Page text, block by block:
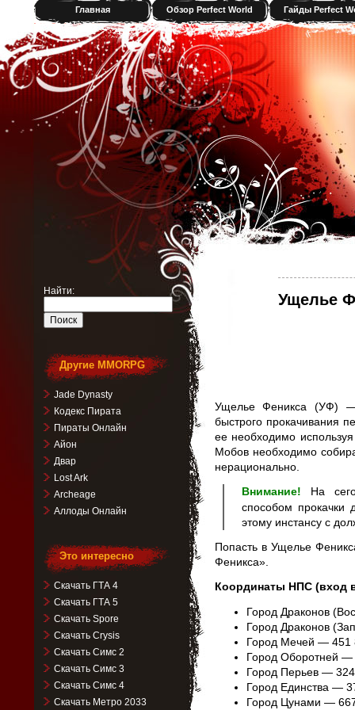
Главная Обзор Perfect World Гайды Perfect
Ущелье
Ущелье Феникса (УФ) —
быстрого прокачивания
ее необходимо
Мобов необходимо
нерационально.
Внимание! На
способом прокачки
этому инстансу с
Попасть в Ущелье
Феникса».
Координаты НПС (вход
Город Драконов
Город Драконов
Город Мечей — 451
Город Оборотней —
Город Перьев —
Город Единства —
Город Цунами —
Найти:
Другие MMORPG
Jade Dynasty
Кодекс Пирата
Пираты Онлайн
Айон
Двар
Lost Ark
Archeage
Аллоды Онлайн
Это интересно
Скачать ГТА 4
Скачать ГТА 5
Скачать Spore
Скачать Crysis
Скачать Симс 2
Скачать Симс 3
Скачать Симс 4
Скачать Метро 2033